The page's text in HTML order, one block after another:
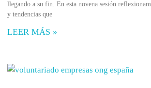
llegando a su fin. En esta novena sesión
y tendencias que
LEER MÁS »